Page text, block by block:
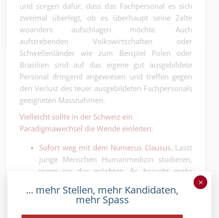
und sorgen dafür, dass das Fachpersonal es sich
zweimal überlegt, ob es überhaupt seine Zelte
woanders aufschlagen möchte. Auch
aufstrebenden Volkswirtschaften oder
Schwellenländer wie zum Beispiel Polen oder
Brasilien sind auf das eigene gut ausgebildete
Personal dringend angewiesen und treffen gegen
den Verlust des teuer ausgebildeten Fachpersonals
geeigneten Massnahmen.
Vielleicht sollte in der Schweiz ein
Paradigmawechsel die Wende einleiten:
Sofort weg mit dem Numerus Clausus. Lasst
junge Menschen Humanmedizin studieren,
wenn sie das möchten. Es braucht mehr
ausgebildet wurden. Dann müssen sie nicht
importiert werden! Es kostet etwas. Es ist
... mehr Stellen, mehr Kandidaten,
mehr Spass
×